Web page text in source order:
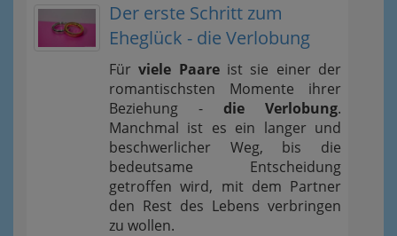
Der erste Schritt zum
Eheglück - die Verlobung
Fürviele Paareist sie einer der
romantischsten Momente ihrer
Beziehung - die Verlobung.
Manchmal ist es ein langer und
beschwerlicher Weg, bis die
bedeutsame Entscheidung
getroffen wird, mit dem Partner
den Rest des Lebens verbringen
zu wollen.